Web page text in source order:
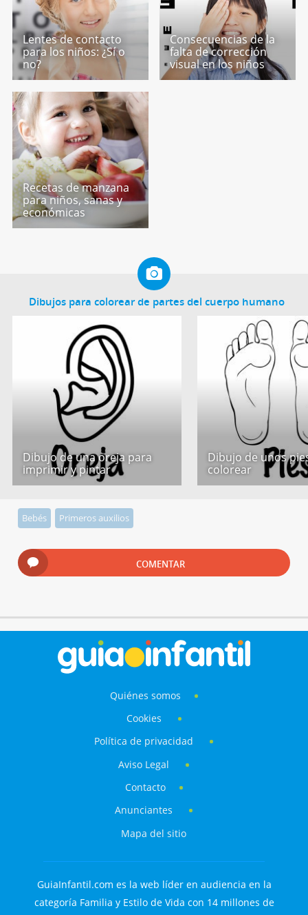
Lentes de contacto
para los niños: ¿Sí o
no?
Consecuencias de la
falta de corrección
visual en los niños
Recetas de manzana
para niños, sanas y
económicas
Dibujos para colorear de partes del cuerpo humano
Dibujo de una oreja para
imprimir y pintar
Dibujo de unos
colorear
Bebés Primeros auxilios
COMENTAR
Quiénes somos
Cookies
Política de privacidad
Aviso Legal
Contacto
Anunciantes
Mapa del sitio
GuiaInfantil.com es la web líder en audiencia en la
categoría Familia y Estilo de Vida con 14 millones de